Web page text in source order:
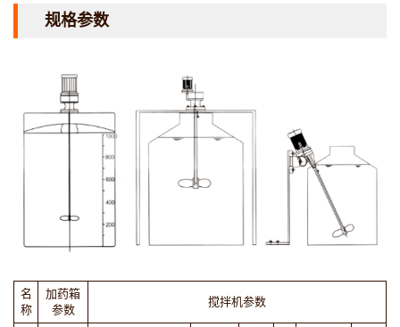
规格参数
名
称
加药箱
参数
搅拌机参数